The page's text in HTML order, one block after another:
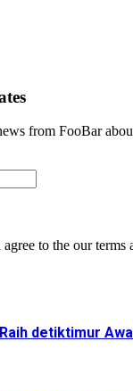
from FooBar
to the our terms
detiktimur